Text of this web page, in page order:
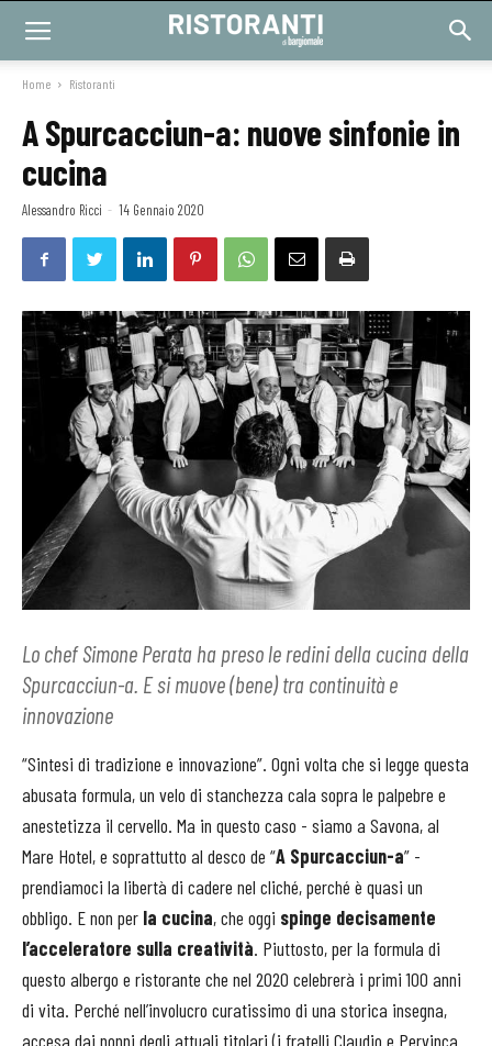
Home Ristoranti
A Spurcacciun-a: nuove sinfonie in
cucina
Alessandro Ricci - 14 Gennaio 2020
Lo chef Simone Perata ha preso le redini della cucina della
Spurcacciun-a. E si muove (bene) tra continuità e
innovazione
“Sintesi di tradizione e innovazione”. Ogni volta che si legge questa
abusata formula, un velo di stanchezza cala sopra le palpebre e
anestetizza il cervello. Ma in questo caso - siamo a Savona, al
Mare Hotel, e soprattutto al desco de “A Spurcacciun-a” -
prendiamoci la libertà di cadere nel cliché, perché è quasi un
obbligo. E non per la cucina, che oggi spinge decisamente
l’acceleratore sulla creatività. Piuttosto, per la formula di
questo albergo e ristorante che nel 2020 celebrerà i primi 100 anni
di vita. Perché nell’involucro curatissimo di una storica insegna,
accesa dai nonni degli attuali titolari (i fratelli Claudio e Pervinca